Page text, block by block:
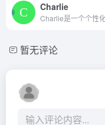
Charlie
暂无评论